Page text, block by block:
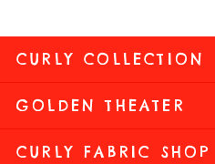
CURLY COLLECTION
GOLDEN THEATER
CURLY FABRIC SHOP